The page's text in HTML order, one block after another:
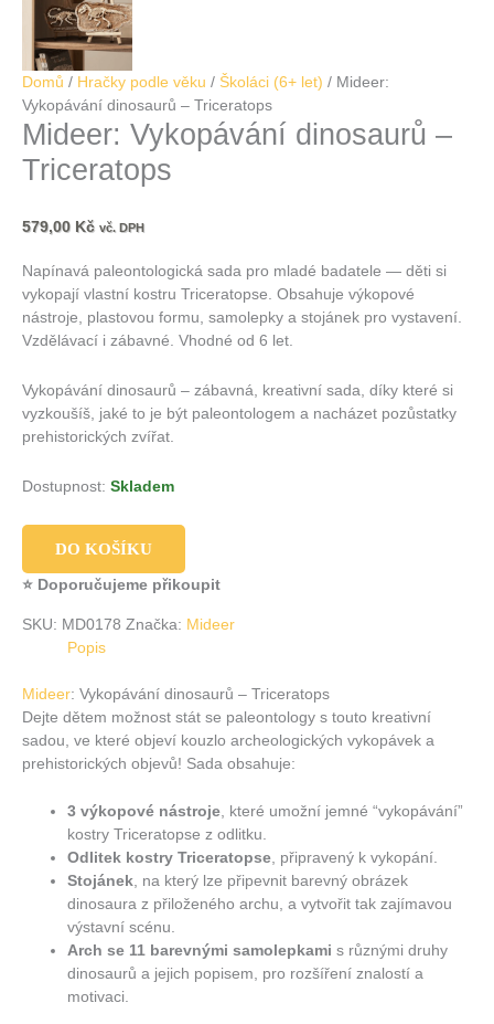
Domů / Hračky podle věku / Školáci (6+ let) / Mideer:
Vykopávání dinosaurů – Triceratops
Mideer: Vykopávání dinosaurů –
Triceratops
579,00 Kč vč. DPH
Napínavá paleontologická sada pro mladé badatele — děti si
vykopají vlastní kostru Triceratopse. Obsahuje výkopové
nástroje, plastovou formu, samolepky a stojánek pro vystavení.
Vzdělávací i zábavné. Vhodné od 6 let.
Vykopávání dinosaurů – zábavná, kreativní sada, díky které si
vyzkoušíš, jaké to je být paleontologem a nacházet pozůstatky
prehistorických zvířat.
Dostupnost: Skladem
DO KOŠÍKU
⭐ Doporučujeme přikoupit
SKU: MD0178 Značka: Mideer
Popis
Mideer: Vykopávání dinosaurů – Triceratops
Dejte dětem možnost stát se paleontology s touto kreativní
sadou, ve které objeví kouzlo archeologických vykopávek a
prehistorických objevů! Sada obsahuje:
3 výkopové nástroje , které umožní jemné “vykopávání”
kostry Triceratopse z odlitku.
Odlitek kostry Triceratopse , připravený k vykopání.
Stojánek , na který lze připevnit barevný obrázek
dinosaura z přiloženého archu, a vytvořit tak zajímavou
výstavní scénu.
Arch se 11 barevnými samolepkami s různými druhy
dinosaurů a jejich popisem, pro rozšíření znalostí a
motivaci.